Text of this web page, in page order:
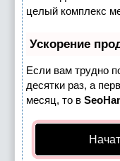
целый комплекс
Ускорение
Если вам трудно
десятки раз, а
месяц, то в